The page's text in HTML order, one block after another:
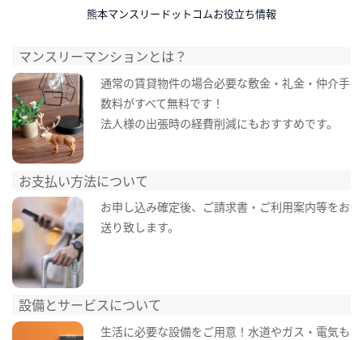
熊本マンスリードットコムお役立ち情報
マンスリーマンションとは？
通常の賃貸物件の場合必要な敷金・礼金・仲介手
数料がすべて無料です！
法人様の出張時の経費削減にもおすすめです。
お支払い方法について
お申し込み確定後、ご請求書・ご利用案内等をお
送り致します。
設備とサービスについて
生活に必要な設備をご用意！水道やガス・電気も